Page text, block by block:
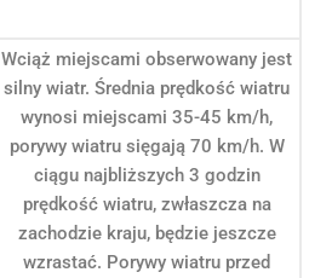
Wciąż miejscami obserwowany jest
silny wiatr. Średnia prędkość wiatru
wynosi miejscami 35-45 km/h,
porywy wiatru sięgają 70 km/h. W
ciągu najbliższych 3 godzin
prędkość wiatru, zwłaszcza na
zachodzie kraju, będzie jeszcze
wzrastać. Porywy wiatru przed